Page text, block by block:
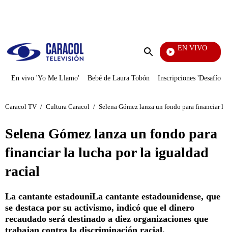
Enviar
EN VIVO
Santa Misa
En vivo 'Yo Me Llamo' Bebé de Laura Tobón Inscripciones 'Desafío'
Caracol TV / Cultura Caracol / Selena Gómez lanza un fondo para financiar
Selena Gómez lanza un fondo para
financiar la lucha por la igualdad
racial
La cantante estadouniLa cantante estadounidense, que
se destaca por su activismo, indicó que el dinero
recaudado será destinado a diez organizaciones que
trabajan contra la discriminación racial.